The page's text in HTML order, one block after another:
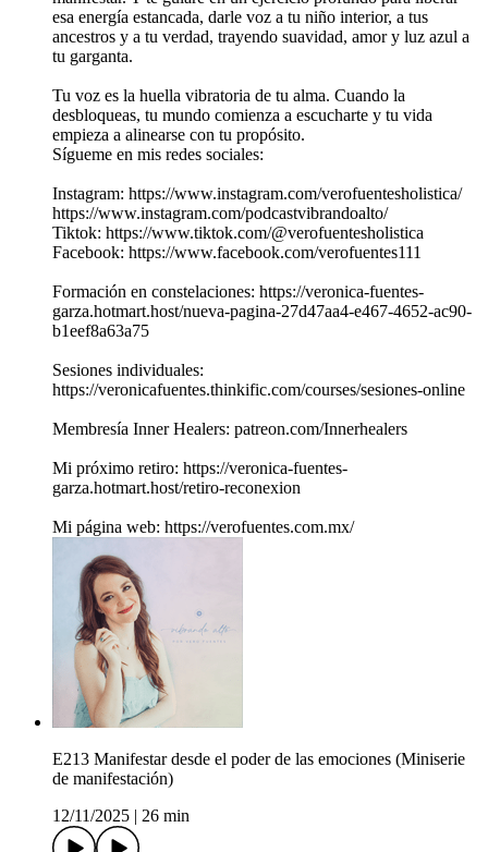
esa energía estancada, darle voz a tu niño interior, a tus
ancestros y a tu verdad, trayendo suavidad, amor y luz azul a
tu garganta.
Tu voz es la huella vibratoria de tu alma. Cuando la
desbloqueas, tu mundo comienza a escucharte y tu vida
empieza a alinearse con tu propósito.
Sígueme en mis redes sociales:
Instagram: https://www.instagram.com/verofuentesholistica/
https://www.instagram.com/podcastvibrandoalto/
Tiktok: https://www.tiktok.com/@verofuentesholistica
Facebook: https://www.facebook.com/verofuentes111
Formación en constelaciones: https://veronica-fuentes-
garza.hotmart.host/nueva-pagina-27d47aa4-e467-4652-ac90-
b1eef8a63a75
Sesiones individuales:
https://veronicafuentes.thinkific.com/courses/sesiones-online
Membresía Inner Healers: patreon.com/Innerhealers
Mi próximo retiro: https://veronica-fuentes-
garza.hotmart.host/retiro-reconexion
Mi página web: https://verofuentes.com.mx/
E213 Manifestar desde el poder de las emociones (Miniserie
de manifestación)
12/11/2025
26 min